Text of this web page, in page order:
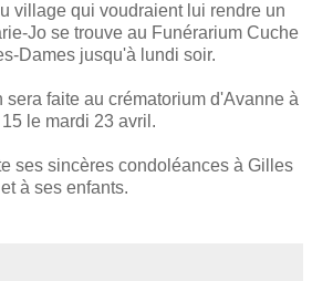
village qui voudraient lui rendre un
Jo se trouve au Funérarium Cuche
Dames jusqu'à lundi soir.
sera faite au crématorium d'Avanne à
le mardi 23 avril.
ses sincères condoléances à Gilles
et à ses enfants.